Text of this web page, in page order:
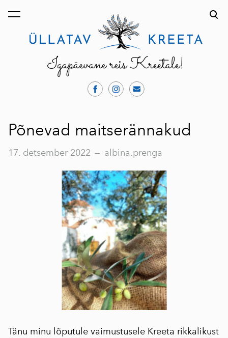
lisati ostukorvi. Vaata ostukorvi
Põnevad maitserännakud
17. detsember 2022 — albina.prenga
Tänu minu lõputule vaimustusele Kreeta rikkalikust